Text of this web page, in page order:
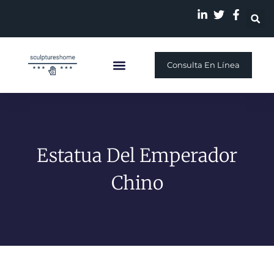
Consulta En Línea
Estatua Del Emperador
Chino